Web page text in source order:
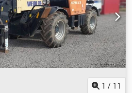
1 / 11